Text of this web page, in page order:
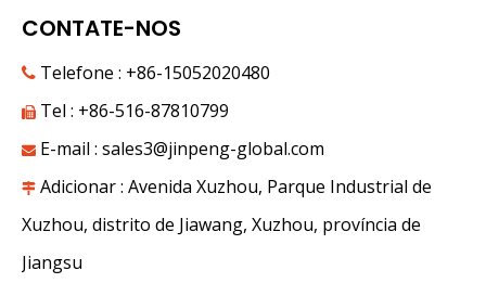
A nova jornada ao longo da Rota da Seda | Grupo JP estreia na 9ª Expo China-Eurásia
Sob as montanhas Tianshan, em junho, frutas doces
CONTATE-NOS
 Telefone : +86-15052020480
 Tel : +86-516-87810799
 E-mail : sales3@jinpeng-global.com
 Adicionar : Avenida Xuzhou, Parque Industrial de
Xuzhou, distrito de Jiawang, Xuzhou, província de
Jiangsu